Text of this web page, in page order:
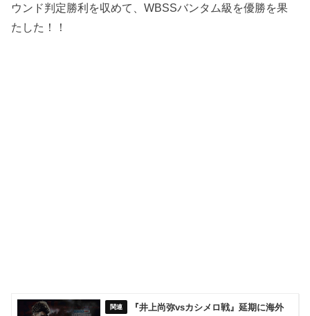
ウンド判定勝利を収めて、WBSSバンタム級を優勝を果
たした！！
『井上尚弥vsカシメロ戦』延期に海外